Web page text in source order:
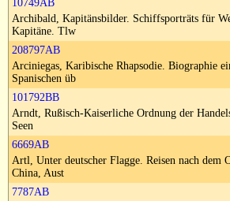
10749AB
Archibald, Kapitänsbilder. Schiffsporträts für
Kapitäne. Tlw
208797AB
Arciniegas, Karibische Rhapsodie. Biographie
Spanischen üb
101792BB
Arndt, Rußisch-Kaiserliche Ordnung der
Seen
6669AB
Artl, Unter deutscher Flagge. Reisen nach dem
China, Aust
7787AB